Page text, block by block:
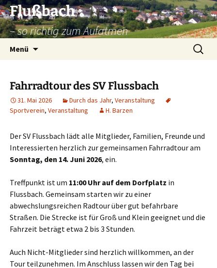
Zum
Inhalt
springen
Flußbach
– so richtig zum Aufatmen
Menü
Suche
nach:
Fahrradtour des SV Flussbach
31. Mai 2026 Durch das Jahr, Veranstaltung
Sportverein, Veranstaltung H. Barzen
Der SV Flussbach lädt alle Mitglieder, Familien, Freunde und
Interessierten herzlich zur gemeinsamen Fahrradtour am
Sonntag, den 14. Juni 2026, ein.
Treffpunkt ist um 11:00 Uhr auf dem Dorfplatz in
Flussbach. Gemeinsam starten wir zu einer
abwechslungsreichen Radtour über gut befahrbare
Straßen. Die Strecke ist für Groß und Klein geeignet und die
Fahrzeit beträgt etwa 2 bis 3 Stunden.
Auch Nicht-Mitglieder sind herzlich willkommen, an der
Tour teilzunehmen. Im Anschluss lassen wir den Tag bei